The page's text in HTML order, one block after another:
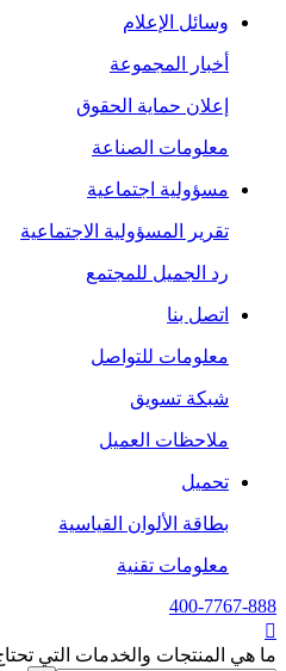
وسائل الإعلام
أخبار المجموعة
إعلان حماية الحقوق
معلومات الصناعة
مسؤولية اجتماعية
تقرير المسؤولية الاجتماعية
رد الجميل للمجتمع
اتصل بنا
معلومات للتواصل
شبكة تسويق
ملاحظات العميل
تحميل
بطاقة الألوان القياسية
معلومات تقنية
400-7767-888

ما هي المنتجات والخدمات التي